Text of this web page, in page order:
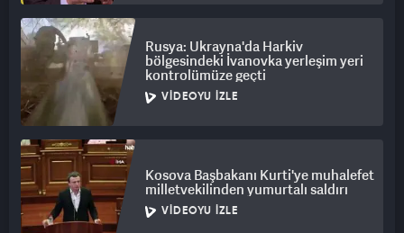
Rusya: Ukrayna'da Harkiv
bölgesindeki İvanovka yerleşim yeri
kontrolümüze geçti
VIDEOYU İZLE
Kosova Başbakanı Kurti'ye muhalefet
milletvekilinden yumurtalı saldırı
VIDEOYU İZLE